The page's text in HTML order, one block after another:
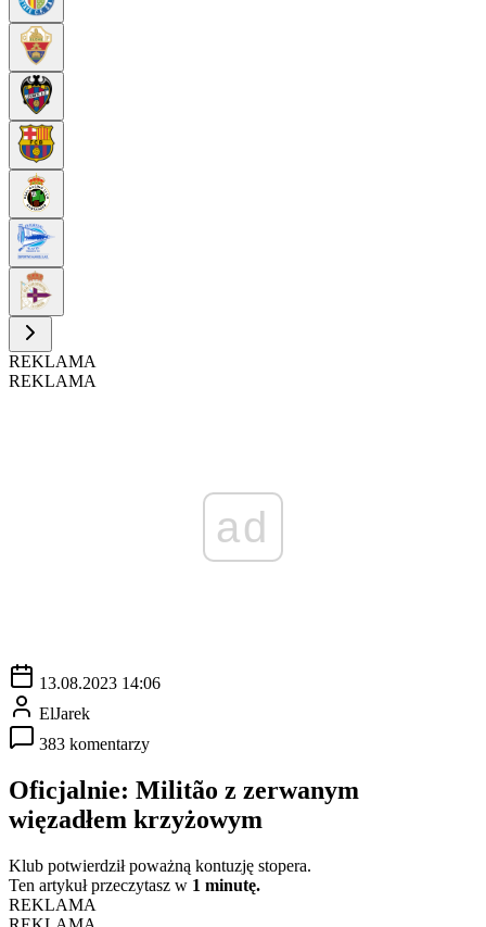
REKLAMA
REKLAMA
ad
13.08.2023 14:06
ElJarek
383 komentarzy
Oficjalnie: Militão z zerwanym
więzadłem krzyżowym
Klub potwierdził poważną kontuzję stopera.
Ten artykuł przeczytasz w 1 minutę.
REKLAMA